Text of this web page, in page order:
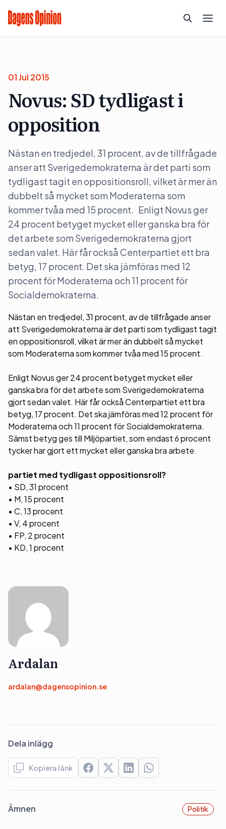
01 Jul 2015
Novus: SD tydligast i
opposition
Nästan en tredjedel, 31 procent, av de tillfrågade
anser att Sverigedemokraterna är det parti som
tydligast tagit en oppositionsroll, vilket är mer än
dubbelt så mycket som Moderaterna som
kommer tvåa med 15 procent. Enligt Novus ger
24 procent betyget mycket eller ganska bra för
det arbete som Sverigedemokraterna gjort
sedan valet. Här får också Centerpartiet ett bra
betyg, 17 procent. Det ska jämföras med 12
procent för Moderaterna och 11 procent för
Socialdemokraterna.
Nästan en tredjedel, 31 procent, av de tillfrågade anser
att Sverigedemokraterna är det parti som tydligast tagit
en oppositionsroll, vilket är mer än dubbelt så mycket
som Moderaterna som kommer tvåa med 15 procent.
Enligt Novus ger 24 procent betyget mycket eller
ganska bra för det arbete som Sverigedemokraterna
gjort sedan valet. Här får också Centerpartiet ett bra
betyg, 17 procent. Det ska jämföras med 12 procent för
Moderaterna och 11 procent för Socialdemokraterna.
Sämst betyg ges till Miljöpartiet, som endast 6 procent
tycker har gjort ett mycket eller ganska bra arbete.
partiet med tydligast oppositionsroll?
• SD, 31 procent
• M, 15 procent
• C, 13 procent
• V, 4 procent
• FP, 2 procent
• KD, 1 procent
Ardalan
ardalan@dagensopinion.se
Dela inlägg
Kopiera länk
Ämnen Politik